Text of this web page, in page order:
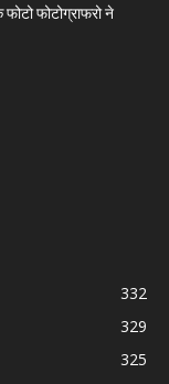
फोटोग्राफरो ने
332
329
325